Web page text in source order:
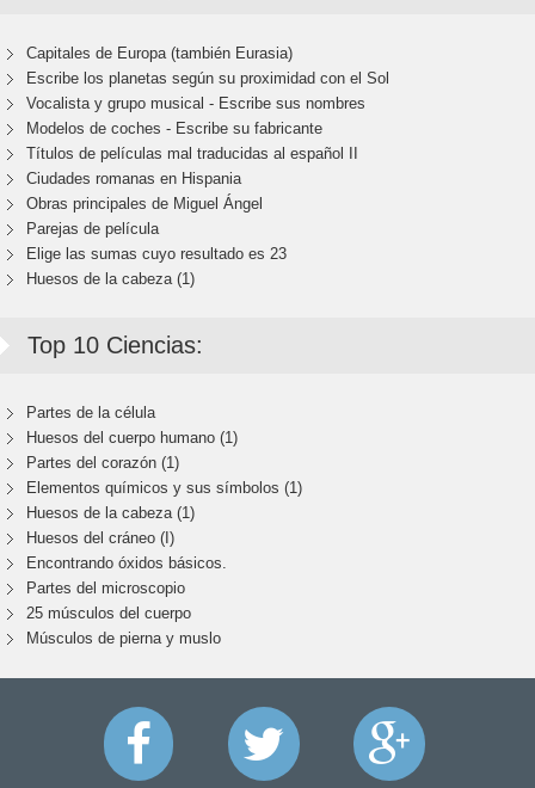
Capitales de Europa (también Eurasia)
Escribe los planetas según su proximidad con el Sol
Vocalista y grupo musical - Escribe sus nombres
Modelos de coches - Escribe su fabricante
Títulos de películas mal traducidas al español II
Ciudades romanas en Hispania
Obras principales de Miguel Ángel
Parejas de película
Elige las sumas cuyo resultado es 23
Huesos de la cabeza (1)
Top 10 Ciencias:
Partes de la célula
Huesos del cuerpo humano (1)
Partes del corazón (1)
Elementos químicos y sus símbolos (1)
Huesos de la cabeza (1)
Huesos del cráneo (I)
Encontrando óxidos básicos.
Partes del microscopio
25 músculos del cuerpo
Músculos de pierna y muslo